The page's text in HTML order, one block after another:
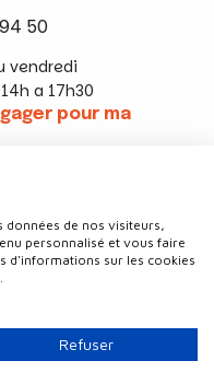
50
vendredi
a 17h30
pour ma
données de nos visiteurs,
personnalisé et vous faire
d'informations sur les cookies
Refuser